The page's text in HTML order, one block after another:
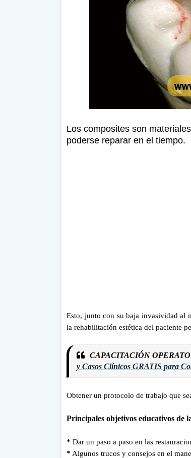
Los composites son
poderse reparar en el tiempo.
Esto, junto con su baja invasividad al
la rehabilitación estética del paciente
CAPACITACIÓN
y Casos Clínicos GRATIS para
Obtener un protocolo de trabajo que
Principales objetivos educativos de
* Dar un paso a paso en las
* Algunos trucos y consejos en el